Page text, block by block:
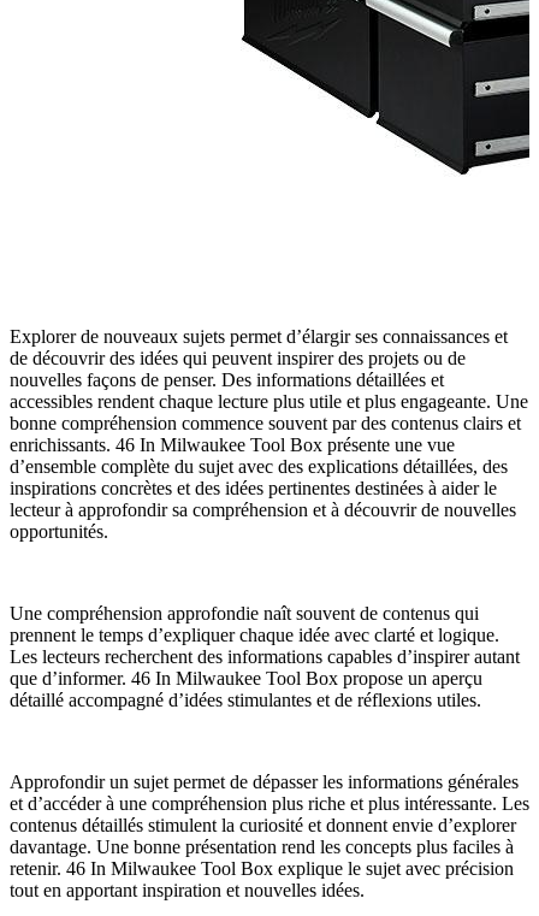
Explorer de nouveaux sujets permet d’élargir ses connaissances et
de découvrir des idées qui peuvent inspirer des projets ou de
nouvelles façons de penser. Des informations détaillées et
accessibles rendent chaque lecture plus utile et plus engageante. Une
bonne compréhension commence souvent par des contenus clairs et
enrichissants. 46 In Milwaukee Tool Box présente une vue
d’ensemble complète du sujet avec des explications détaillées, des
inspirations concrètes et des idées pertinentes destinées à aider le
lecteur à approfondir sa compréhension et à découvrir de nouvelles
opportunités.
Une compréhension approfondie naît souvent de contenus qui
prennent le temps d’expliquer chaque idée avec clarté et logique.
Les lecteurs recherchent des informations capables d’inspirer autant
que d’informer. 46 In Milwaukee Tool Box propose un aperçu
détaillé accompagné d’idées stimulantes et de réflexions utiles.
Approfondir un sujet permet de dépasser les informations générales
et d’accéder à une compréhension plus riche et plus intéressante. Les
contenus détaillés stimulent la curiosité et donnent envie d’explorer
davantage. Une bonne présentation rend les concepts plus faciles à
retenir. 46 In Milwaukee Tool Box explique le sujet avec précision
tout en apportant inspiration et nouvelles idées.